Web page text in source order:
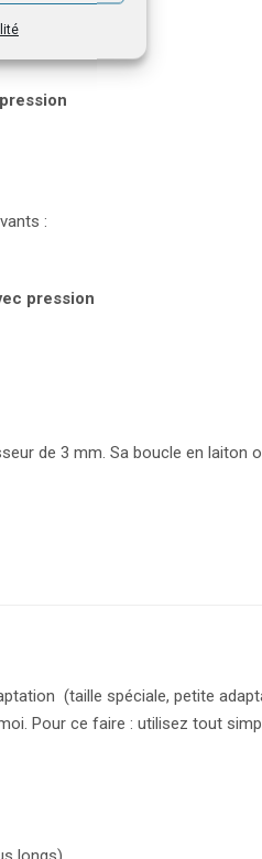
:
pression
de 3 mm. Sa boucle en laiton
(taille spéciale, petite
Pour ce faire : utilisez tout